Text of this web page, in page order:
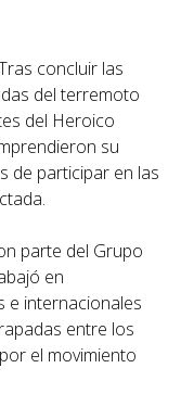
concluir las
del terremoto
del Heroico
su
de participar en las
parte del Grupo
en
e internacionales
entre los
el movimiento